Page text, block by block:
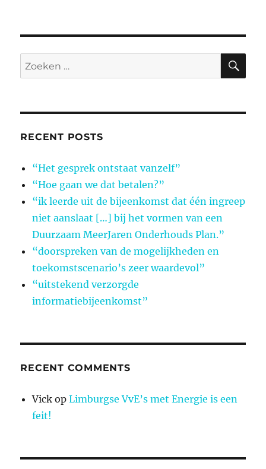
Zoeken
naar:
RECENT POSTS
“Het gesprek ontstaat vanzelf”
“Hoe gaan we dat betalen?”
“ik leerde uit de bijeenkomst dat één ingreep
niet aanslaat […] bij het vormen van een
Duurzaam MeerJaren Onderhouds Plan.”
“doorspreken van de mogelijkheden en
toekomstscenario’s zeer waardevol”
“uitstekend verzorgde
informatiebijeenkomst”
RECENT COMMENTS
Vick opLimburgse VvE’s met Energie is een
feit!